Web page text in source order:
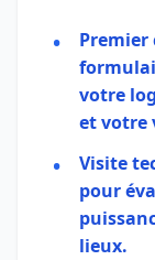
votre
et votre
Visite
pour
lieux.